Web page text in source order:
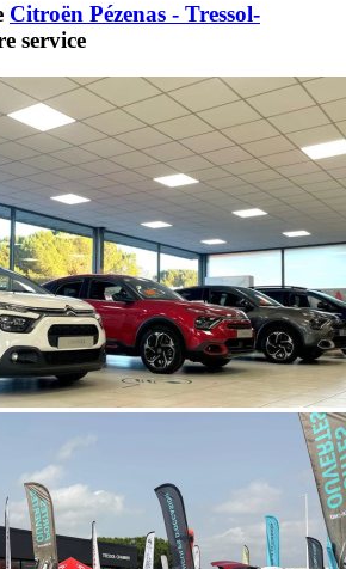
Citroën Pézenas - Tressol-
service